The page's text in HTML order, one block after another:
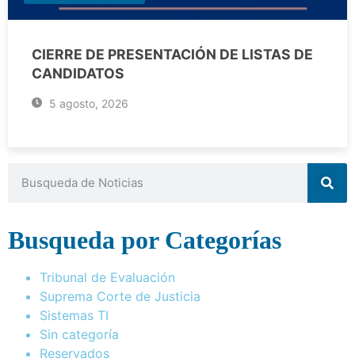
CIERRE DE PRESENTACIÓN DE LISTAS DE
CANDIDATOS
5 agosto, 2026
Busqueda por Categorías
Tribunal de Evaluación
Suprema Corte de Justicia
Sistemas TI
Sin categoría
Reservados